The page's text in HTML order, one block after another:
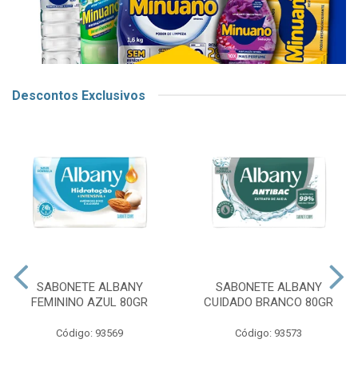
Descontos Exclusivos
SABONETE ALBANY
FEMININO AZUL 80GR
Código: 93569
SABONETE ALBANY
CUIDADO BRANCO 80GR
Código: 93573